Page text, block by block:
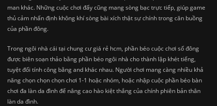
man khác. Những cuộc chơi đấy cũng mang sòng bạc trực tiếp, giúp game
thủ cảm nhấn định không khí sòng bài xích thật sự chính trong căn buồng
của phần đông.
Trong ngôi nhà cái tại chung cư giá rẻ hcm, phần béo cuộc chơi số đông
được biên soạn thảo bằng phần béo ngôi nhà cho thành lập khét tiếng,
tuyệt đối tính công bằng and khác nhau. Người chơi mang càng nhiều khả
năng chọn chọn chọn chơi 1-1 hoặc nhóm, hoặc nhập cuộc phần béo bàn
chơi đa làn da đình để nâng cao hào kiệt thắng của chính phiên bản thân
làn da đình.